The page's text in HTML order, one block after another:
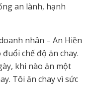
an lành, hạnh
nhân – An Hiền
chế độ ăn chay.
khi nào ăn một
Tôi ăn chay vì sức